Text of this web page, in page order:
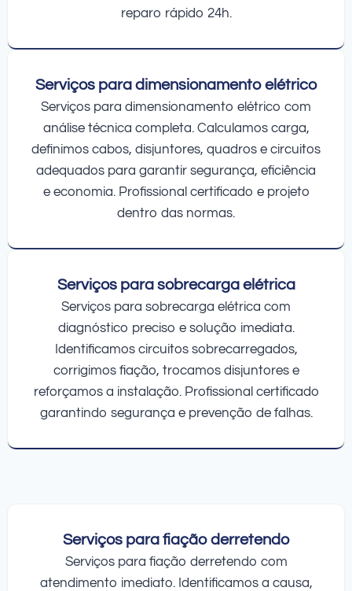
reparo rápido 24h.
Serviços para dimensionamento elétrico
Serviços para dimensionamento elétrico com
análise técnica completa. Calculamos carga,
definimos cabos, disjuntores, quadros e circuitos
adequados para garantir segurança, eficiência
e economia. Profissional certificado e projeto
dentro das normas.
Serviços para sobrecarga elétrica
Serviços para sobrecarga elétrica com
diagnóstico preciso e solução imediata.
Identificamos circuitos sobrecarregados,
corrigimos fiação, trocamos disjuntores e
reforçamos a instalação. Profissional certificado
garantindo segurança e prevenção de falhas.
Serviços para fiação derretendo
Serviços para fiação derretendo com
atendimento imediato. Identificamos a causa,